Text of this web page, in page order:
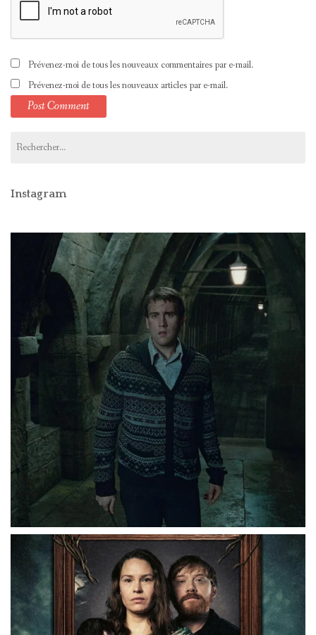
Prévenez-moi de tous les nouveaux commentaires par e-mail.
Prévenez-moi de tous les nouveaux articles par e-mail.
Instagram